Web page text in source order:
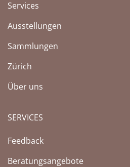
Services
Ausstellungen
Sammlungen
Zürich
Über uns
SERVICES
Feedback
Beratungsangebote